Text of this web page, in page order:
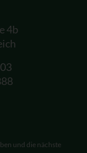
4b
und die nächste